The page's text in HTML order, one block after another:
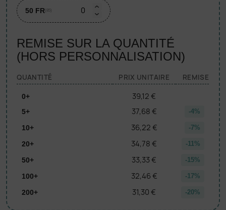
50 FR (85)
REMISE SUR LA QUANTITÉ
(HORS PERSONNALISATION)
QUANTITÉ PRIX UNITAIRE REMISE
0+ 39,12 €
5+ 37,68 € -4%
10+ 36,22 € -7%
20+ 34,78 € -11%
50+ 33,33 € -15%
100+ 32,46 € -17%
200+ 31,30 € -20%